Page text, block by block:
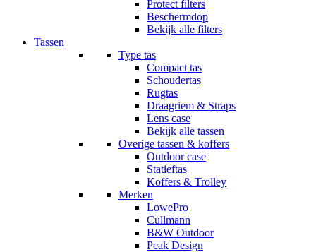
Protect filters
Beschermdop
Bekijk alle filters
Tassen
Type tas
Compact tas
Schoudertas
Rugtas
Draagriem & Straps
Lens case
Bekijk alle tassen
Overige tassen & koffers
Outdoor case
Statieftas
Koffers & Trolley
Merken
LowePro
Cullmann
B&W Outdoor
Peak Design